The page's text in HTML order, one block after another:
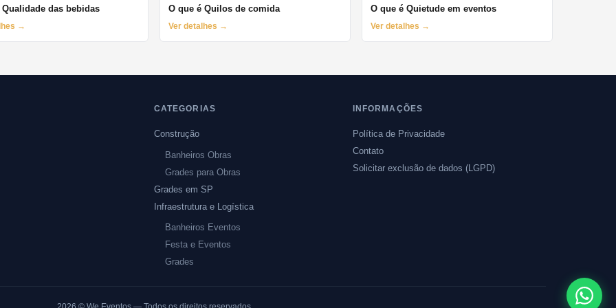
Qualidade das bebidas
→
O que é Quilos de comida
Ver detalhes →
O que é Quietude em eventos
Ver detalhes →
CATEGORIAS
Construção
Banheiros Obras
Grades para Obras
Grades em SP
Infraestrutura e Logística
Banheiros Eventos
Festa e Eventos
Grades
INFORMAÇÕES
Política de Privacidade
Contato
Solicitar exclusão de dados (LGPD)